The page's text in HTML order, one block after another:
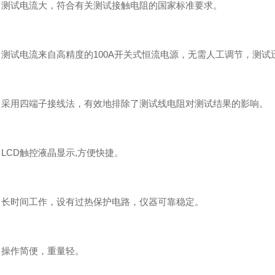
电流大，符合有关测试接触电阻的国家标准要求。
电流来自高精度的100A开关式恒流电源，无需人工调节，测试
四端子接线法，有效地排除了测试线电阻对测试结果的影响。
触控液晶显示,方便快捷。
间工作，设有过热保护电路，仪器可靠稳定。
简便，重量轻。